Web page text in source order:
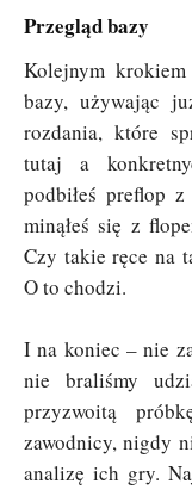
Przegląd bazy
Kolejnym
bazy, używając
rozdania, które
tutaj a
podbiłeś preflop
minąłeś się z
Czy takie ręce na
O to chodzi.
I na koniec – nie
nie braliśmy
przyzwoitą
zawodnicy, nigdy
analizę ich gry.